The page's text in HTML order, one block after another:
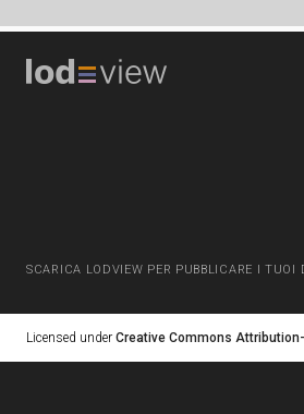
SCARICA LODVIEW PER PUBBLICARE I TUOI
Licensed under Creative Commons